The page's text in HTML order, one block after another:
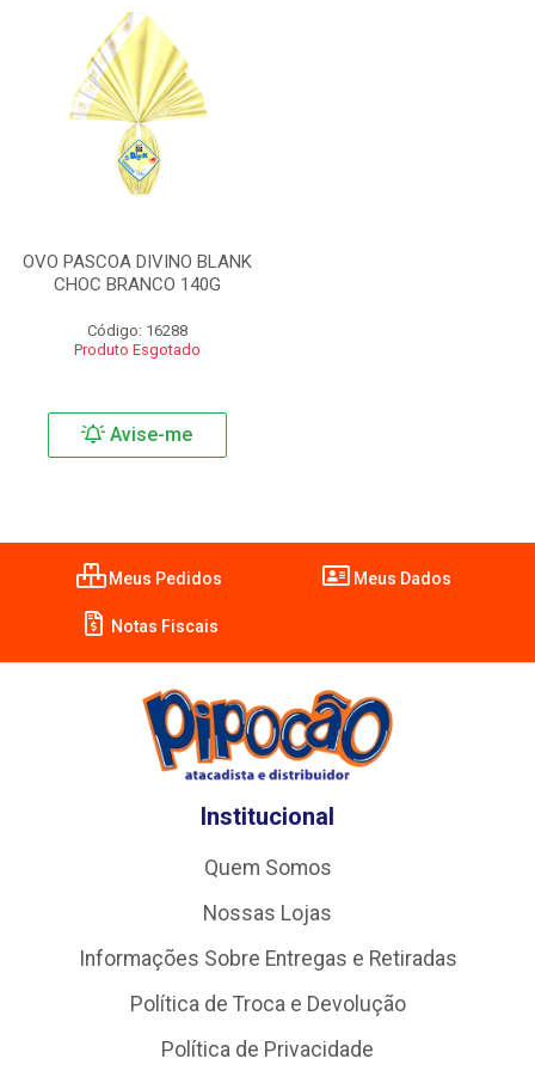
OVO PASCOA DIVINO BLANK
CHOC BRANCO 140G
Código: 16288
Produto Esgotado
Avise-me
Meus Pedidos Meus Dados
Notas Fiscais
Institucional
Quem Somos
Nossas Lojas
Informações Sobre Entregas e Retiradas
Política de Troca e Devolução
Política de Privacidade